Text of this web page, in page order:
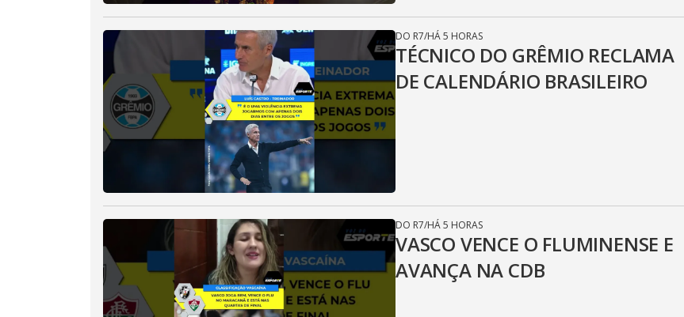
DO R7/HÁ 5 HORAS
TÉCNICO DO GRÊMIO RECLAMA
DE CALENDÁRIO BRASILEIRO
DO R7/HÁ 5 HORAS
VASCO VENCE O FLUMINENSE E
AVANÇA NA CDB